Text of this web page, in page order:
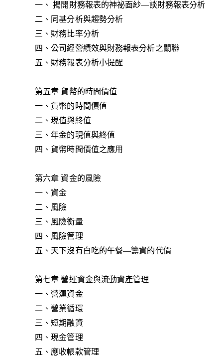
一、 揭開財務報表的神祕面紗—談財務報表分析
二、同基分析與趨勢分析
三、財務比率分析
四、公司經營績效與財務報表分析之關聯
五、財務報表分析小提醒
第五章 貨幣的時間價值
一、貨幣的時間價值
二、現值與終值
三、年金的現值與終值
四、貨幣時間價值之應用
第六章 資金的風險
一、資金
二、風險
三、風險衡量
四、風險管理
五、天下沒有白吃的午餐—籌資的代價
第七章 營運資金與流動資產管理
一、營運資金
二、營業循環
三、短期融資
四、現金管理
五、應收帳款管理